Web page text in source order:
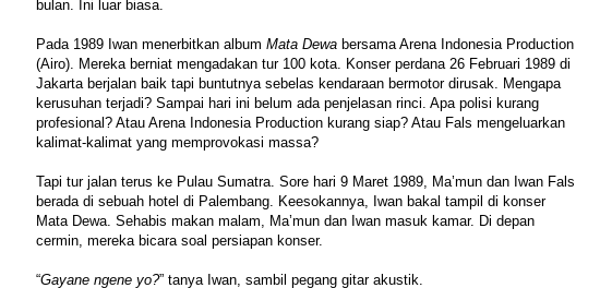
bulan. Ini luar biasa.
Pada 1989 Iwan menerbitkan album Mata Dewa bersama Arena Indonesia Production
(Airo). Mereka berniat mengadakan tur 100 kota. Konser perdana 26 Februari 1989 di
Jakarta berjalan baik tapi buntutnya sebelas kendaraan bermotor dirusak. Mengapa
kerusuhan terjadi? Sampai hari ini belum ada penjelasan rinci. Apa polisi kurang
profesional? Atau Arena Indonesia Production kurang siap? Atau Fals mengeluarkan
kalimat-kalimat yang memprovokasi massa?
Tapi tur jalan terus ke Pulau Sumatra. Sore hari 9 Maret 1989, Ma’mun dan Iwan Fals
berada di sebuah hotel di Palembang. Keesokannya, Iwan bakal tampil di konser
Mata Dewa. Sehabis makan malam, Ma’mun dan Iwan masuk kamar. Di depan
cermin, mereka bicara soal persiapan konser.
“Gayane ngene yo?” tanya Iwan, sambil pegang gitar akustik.